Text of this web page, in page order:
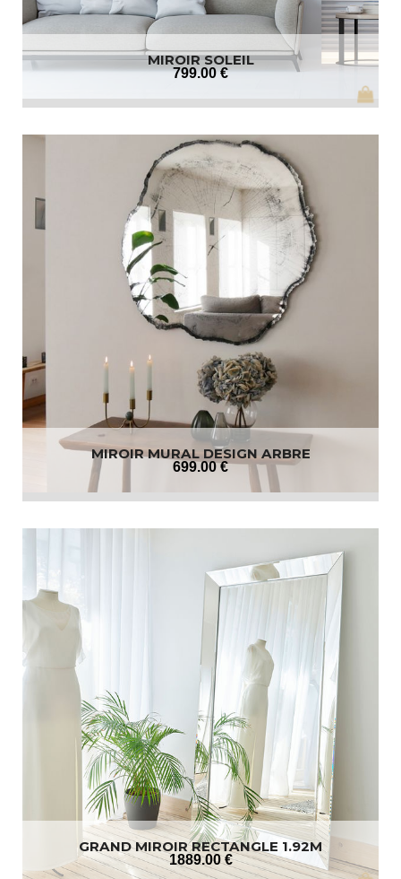
MIROIR SOLEIL
799.00 €
MIROIR MURAL DESIGN ARBRE
699.00 €
GRAND MIROIR RECTANGLE 1.92M
1889.00 €